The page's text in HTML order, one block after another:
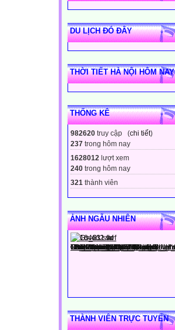
DU LỊCH ĐÓ ĐÂY
THỜI TIẾT HÀ NỘI HÔM NAY
THỐNG KÊ
982620 truy cập (chi tiết)
237 trong hôm nay
1628012 lượt xem
240 trong hôm nay
321 thành viên
ẢNH NGẪU NHIÊN
THÀNH VIÊN TRỰC TUYẾN